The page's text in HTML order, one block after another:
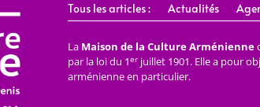
Tous les articles : Actualités
La Maison de la Culture Arménienne
par la loi du 1erjuillet 1901. Elle a pour
arménienne en particulier.